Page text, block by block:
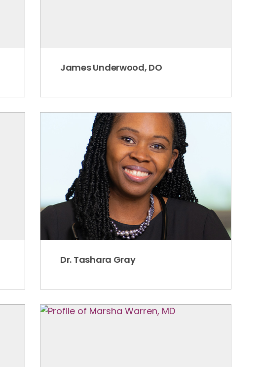
James Underwood, DO
Dr. Tashara Gray